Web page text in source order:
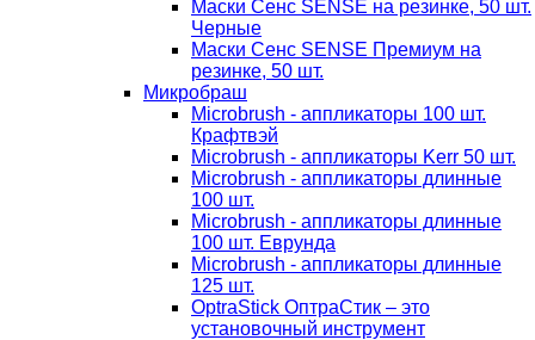
Маски Сенс SENSE на резинке, 50 шт.
Черные
Маски Сенс SENSE Премиум на
резинке, 50 шт.
Микробраш
Microbrush - аппликаторы 100 шт.
Крафтвэй
Microbrush - аппликаторы Kerr 50 шт.
Microbrush - аппликаторы длинные
100 шт.
Microbrush - аппликаторы длинные
100 шт. Еврунда
Microbrush - аппликаторы длинные
125 шт.
OptraStick ОптраСтик – это
установочный инструмент